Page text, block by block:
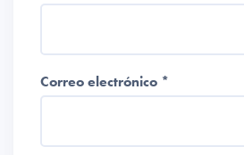
Correo electrónico *